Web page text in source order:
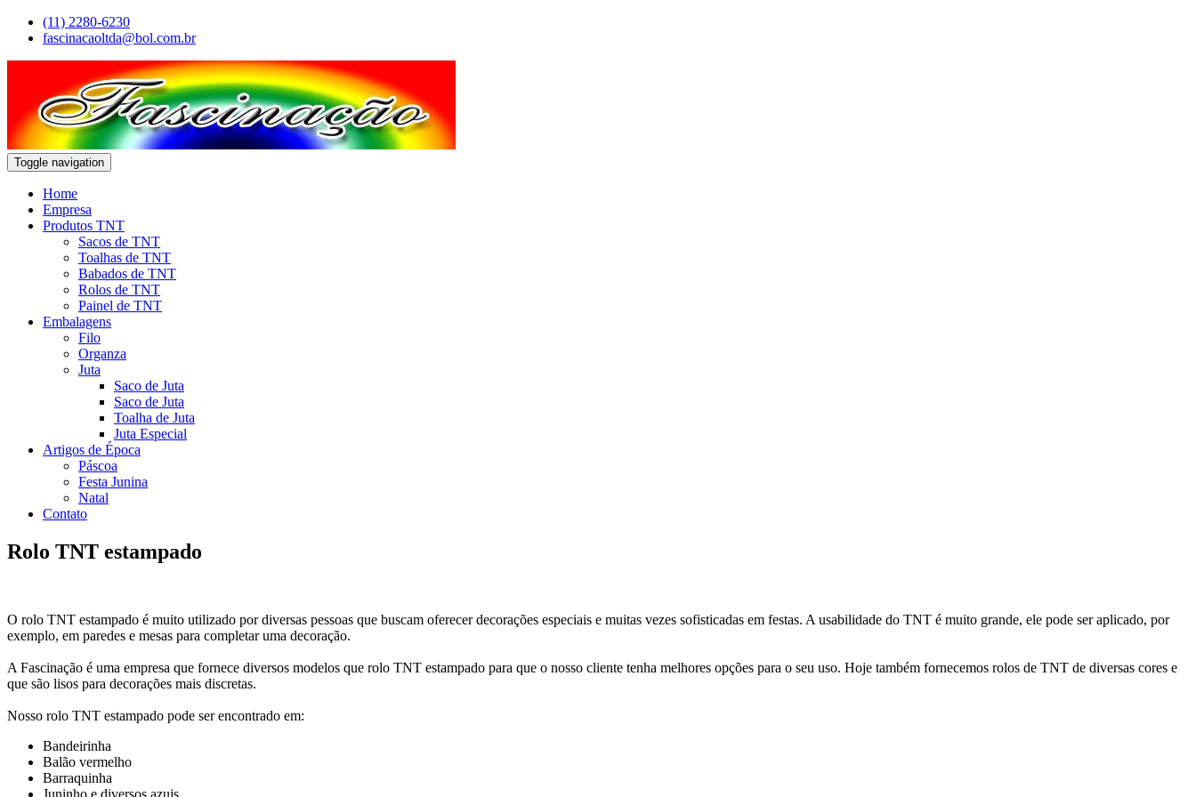
(11) 2280-6230
fascinacaoltda@bol.com.br
Toggle navigation
Home
Empresa
Produtos TNT
Sacos de TNT
Toalhas de TNT
Babados de TNT
Rolos de TNT
Painel de TNT
Embalagens
Filo
Organza
Juta
Saco de Juta
Saco de Juta
Toalha de Juta
Juta Especial
Artigos de Época
Páscoa
Festa Junina
Natal
Contato
Rolo TNT estampado
O rolo TNT estampado é muito utilizado por diversas pessoas que buscam oferecer decorações especiais e muitas vezes sofisticadas em festas. A usabilidade do TNT é muito grande, ele pode ser aplicado, por
exemplo, em paredes e mesas para completar uma decoração.
A Fascinação é uma empresa que fornece diversos modelos que rolo TNT estampado para que o nosso cliente tenha melhores opções para o seu uso. Hoje também fornecemos rolos de TNT de diversas cores e
que são lisos para decorações mais discretas.
Nosso rolo TNT estampado pode ser encontrado em:
Bandeirinha
Balão vermelho
Barraquinha
Juninho e diversos azuis